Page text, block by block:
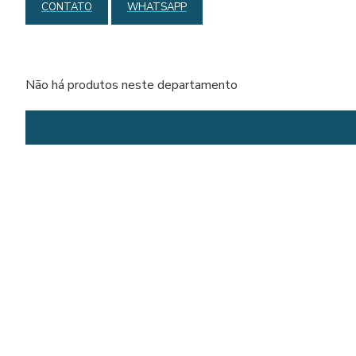
CONTATO WHATSAPP
Não há produtos neste departamento